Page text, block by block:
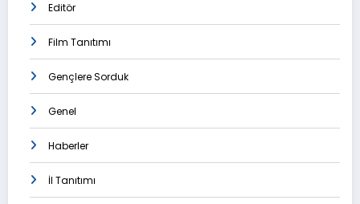
Editör
Film Tanıtımı
Gençlere Sorduk
Genel
Haberler
İl Tanıtımı